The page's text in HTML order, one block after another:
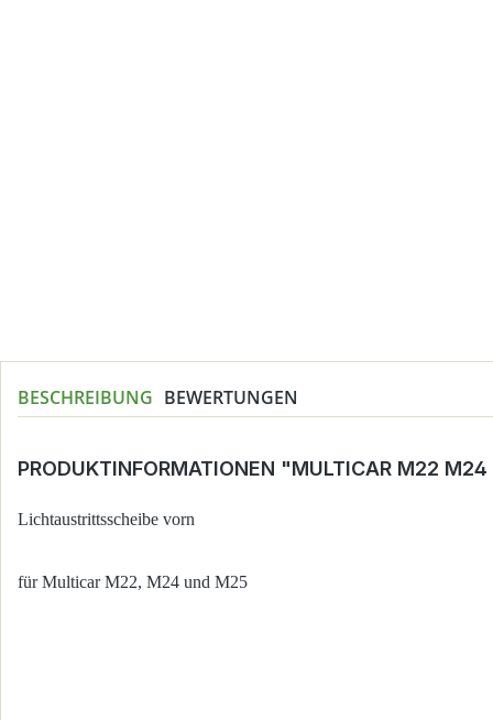
BESCHREIBUNG BEWERTUNGEN
PRODUKTINFORMATIONEN "MULTICAR M22
Lichtaustrittsscheibe vorn
für Multicar M22, M24 und M25